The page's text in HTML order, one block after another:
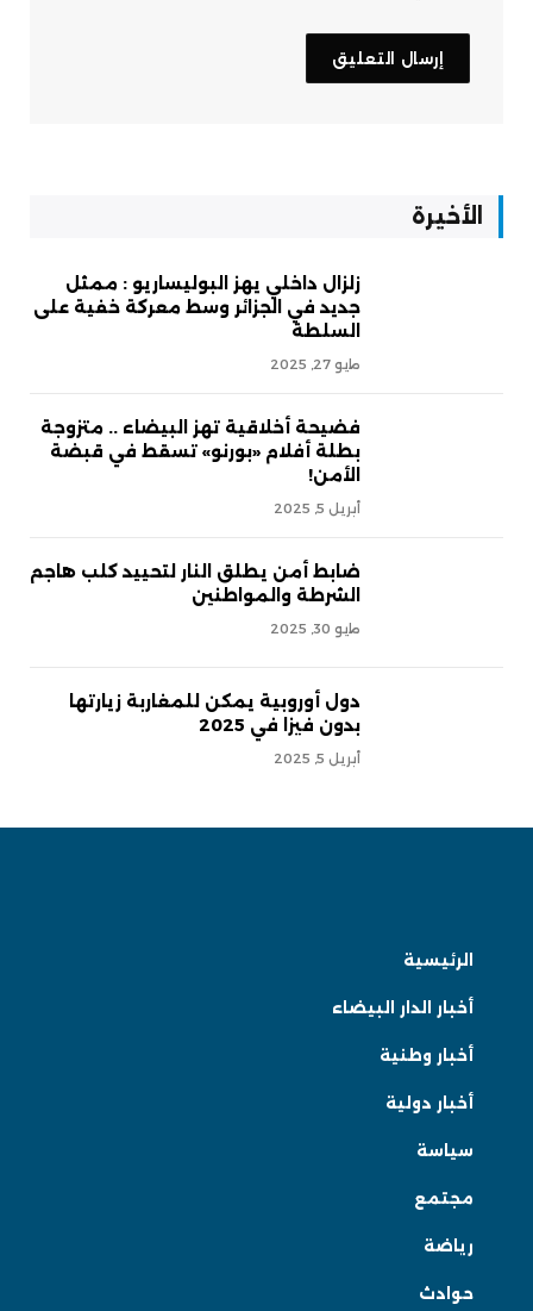
الأخيرة
زلزال داخلي يهز البوليساريو : ممثل
جديد في الجزائر وسط معركة خفية على
السلطة
مايو 27, 2025
فضيحة أخلاقية تهز البيضاء .. متزوجة
بطلة أفلام «بورنو» تسقط في قبضة
الأمن!
أبريل 5, 2025
ضابط أمن يطلق النار لتحييد كلب هاجم
الشرطة والمواطنين
مايو 30, 2025
دول أوروبية يمكن للمغاربة زيارتها
بدون فيزا في 2025
أبريل 5, 2025
الرئيسية
أخبار الدار البيضاء
أخبار وطنية
أخبار دولية
سياسة
مجتمع
رياضة
حوادث